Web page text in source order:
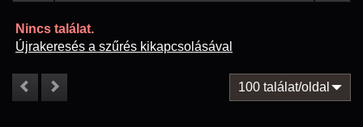
Nincs találat.
Újrakeresés a szűrés kikapcsolásával
100 találat/oldal